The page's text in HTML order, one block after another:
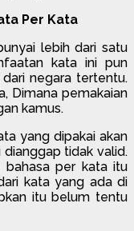
Per Kata
lebih dari satu
kata ini pun
negara tertentu.
Dimana pemakaian
kamus.
yang dipakai akan
tidak valid.
bahasa per kata itu
kata yang ada di
itu belum tentu